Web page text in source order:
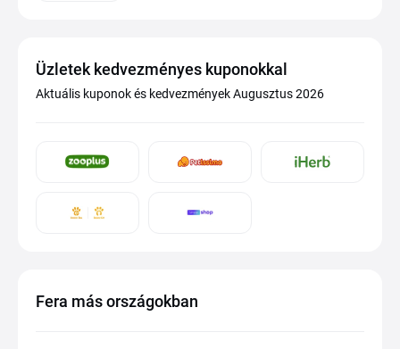
Üzletek kedvezményes kuponokkal
Aktuális kuponok és kedvezmények Augusztus 2026
Fera más országokban